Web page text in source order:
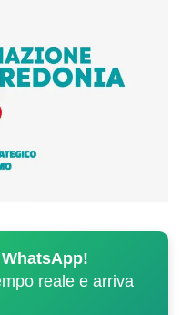
reale e arriva